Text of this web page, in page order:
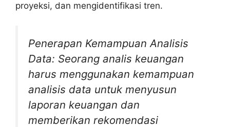
proyeksi, dan mengidentifikasi tren.
Penerapan Kemampuan Analisis
Data: Seorang analis keuangan
harus menggunakan kemampuan
analisis data untuk menyusun
laporan keuangan dan
memberikan rekomendasi